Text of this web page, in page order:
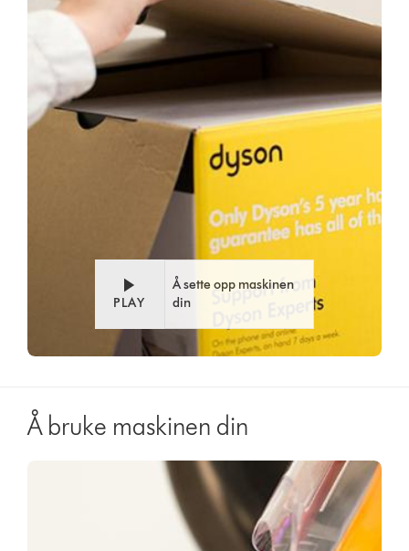
PLAY
Å sette opp maskinen
din
Å bruke maskinen din